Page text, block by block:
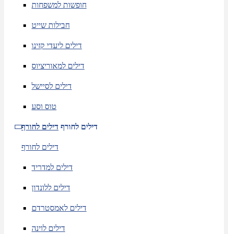
חופשות למשפחות
חבילות שייט
דילים ליעדי קזינו
דילים למאוריציוס
דילים לסיישל
טוס וסע
דילים לחורף דילים לחורף
דילים לחורף
דילים למדריד
דילים ללונדון
דילים לאמסטרדם
דילים לוינה